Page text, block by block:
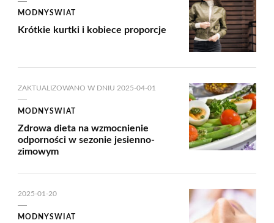
MODNYSWIAT
Krótkie kurtki i kobiece proporcje
ZAKTUALIZOWANO W DNIU 2025-04-01
MODNYSWIAT
Zdrowa dieta na wzmocnienie
odporności w sezonie jesienno-
zimowym
2025-01-20
MODNYSWIAT